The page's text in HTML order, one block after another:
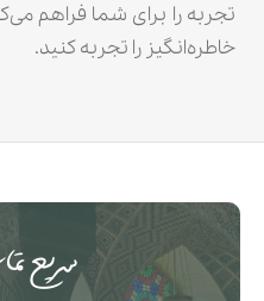
تجربه را برای شما فراهم
خاطره‌انگیز را تجربه کنید.
سریع